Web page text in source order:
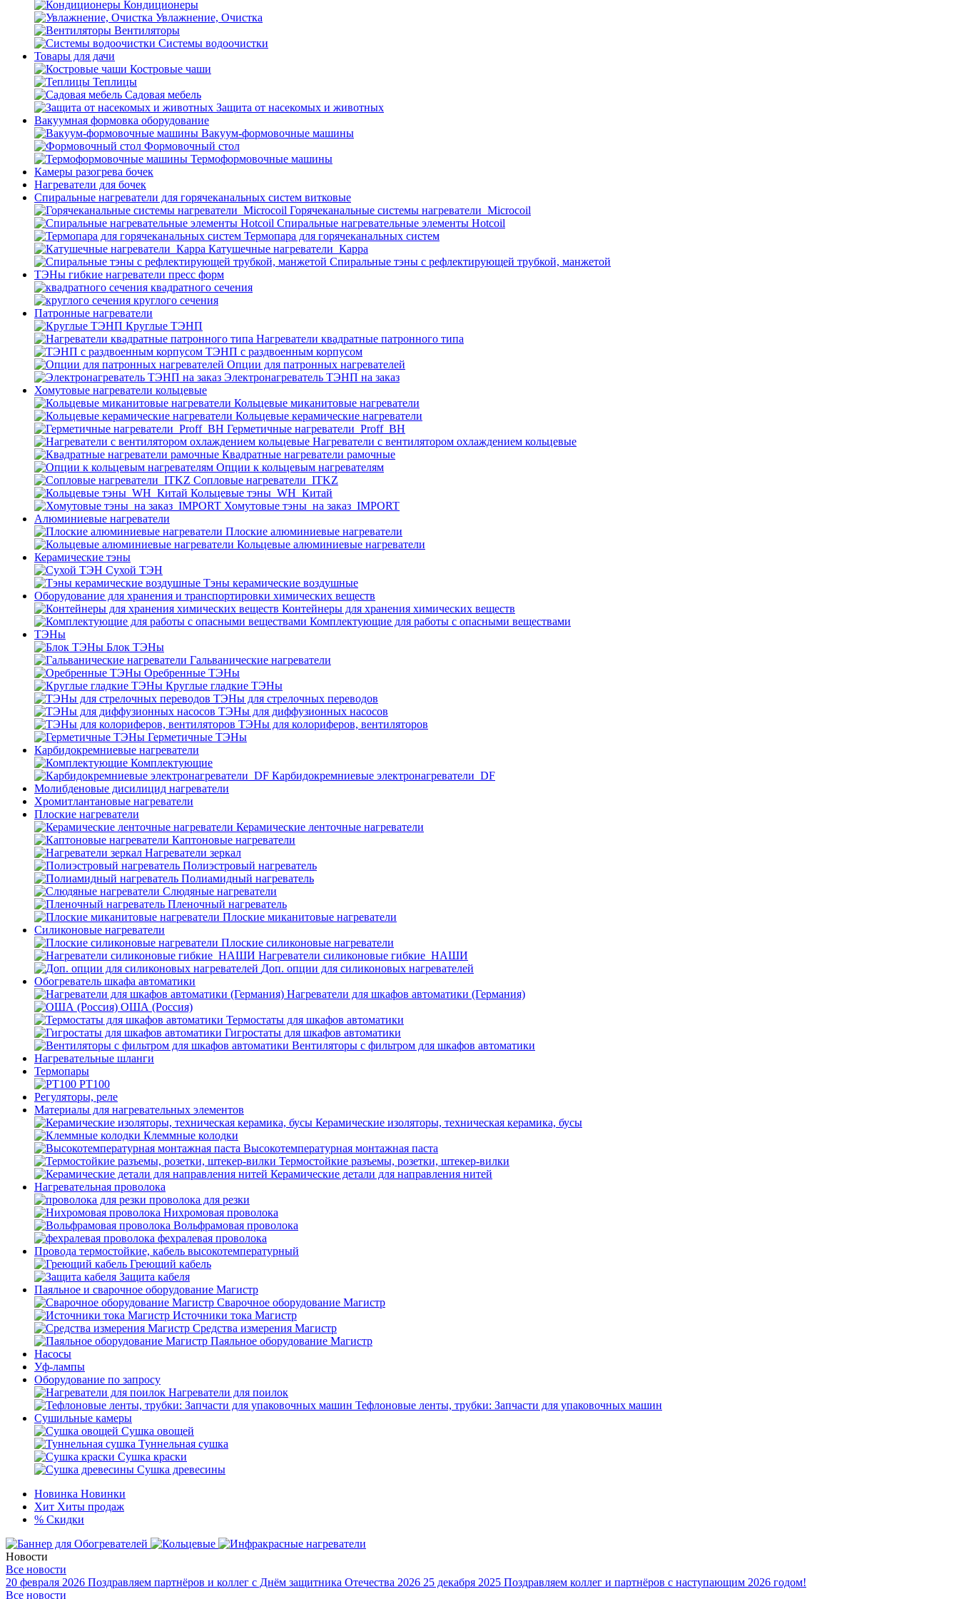
Кондиционеры
Увлажнение, Очистка
Вентиляторы
Системы водоочистки
Товары для дачи
Костровые чаши
Теплицы
Садовая мебель
Защита от насекомых и животных
Вакуумная формовка оборудование
Вакуум-формовочные машины
Формовочный стол
Термоформовочные машины
Камеры разогрева бочек
Нагреватели для бочек
Спиральные нагреватели для горячеканальных систем витковые
Горячеканальные системы нагреватели_Microcoil
Спиральные нагревательные элементы Hotcoil
Термопара для горячеканальных систем
Катушечные нагреватели_Карра
Спиральные тэны с рефлектирующей трубкой, манжетой
ТЭНы гибкие нагреватели пресс форм
квадратного сечения
круглого сечения
Патронные нагреватели
Круглые ТЭНП
Нагреватели квадратные патронного типа
ТЭНП с раздвоенным корпусом
Опции для патронных нагревателей
Электронагреватель ТЭНП на заказ
Хомутовые нагреватели кольцевые
Кольцевые миканитовые нагреватели
Кольцевые керамические нагреватели
Герметичные нагреватели_Proff_BH
Нагреватели с вентилятором охлаждением кольцевые
Квадратные нагреватели рамочные
Опции к кольцевым нагревателям
Cопловые нагреватели_ITKZ
Кольцевые тэны_WH_Китай
Хомутовые тэны_на заказ_IMPORT
Алюминиевые нагреватели
Плоские алюминиевые нагреватели
Кольцевые алюминиевые нагреватели
Керамические тэны
Сухой ТЭН
Тэны керамические воздушные
Оборудование для хранения и транспортировки химических веществ
Контейнеры для хранения химических веществ
Комплектующие для работы с опасными веществами
ТЭНы
Блок ТЭНы
Гальванические нагреватели
Оребренные ТЭНы
Круглые гладкие ТЭНы
ТЭНы для стрелочных переводов
ТЭНы для диффузионных насосов
ТЭНы для колориферов, вентиляторов
Герметичные ТЭНы
Карбидокремниевые нагреватели
Комплектующие
Карбидокремниевые электронагреватели_DF
Молибденовые дисилицид нагреватели
Хромитлантановые нагреватели
Плоские нагреватели
Керамические ленточные нагреватели
Каптоновые нагреватели
Нагреватели зеркал
Полиэстровый нагреватель
Полиамидный нагреватель
Слюдяные нагреватели
Пленочный нагреватель
Плоские миканитовые нагреватели
Силиконовые нагреватели
Плоские силиконовые нагреватели
Нагреватели силиконовые гибкие_НАШИ
Доп. опции для силиконовых нагревателей
Обогреватель шкафа автоматики
Нагреватели для шкафов автоматики (Германия)
ОША (Россия)
Термостаты для шкафов автоматики
Гигростаты для шкафов автоматики
Вентиляторы с фильтром для шкафов автоматики
Нагревательные шланги
Термопары
PT100
Регуляторы, реле
Материалы для нагревательных элементов
Керамические изоляторы, техническая керамика, бусы
Клеммные колодки
Высокотемпературная монтажная паста
Термостойкие разъемы, розетки, штекер-вилки
Керамические детали для направления нитей
Нагревательная проволока
проволока для резки
Нихромовая проволока
Вольфрамовая проволока
фехралевая проволока
Провода термостойкие, кабель высокотемпературный
Греющий кабель
Защита кабеля
Паяльное и сварочное оборудование Магистр
Сварочное оборудование Магистр
Источники тока Магистр
Средства измерения Магистр
Паяльное оборудование Магистр
Насосы
Уф-лампы
Оборудование по запросу
Нагреватели для поилок
Тефлоновые ленты, трубки: Запчасти для упаковочных машин
Сушильные камеры
Сушка овощей
Туннельная сушка
Сушка краски
Сушка древесины
Новинка Новинки
Хит Хиты продаж
% Скидки
Новости
Все новости
20 февраля 2026 Поздравляем партнёров и коллег с Днём защитника Отечества 2026 25 декабря 2025 Поздравляем коллег и партнёров с наступающим 2026 годом!
Все новости